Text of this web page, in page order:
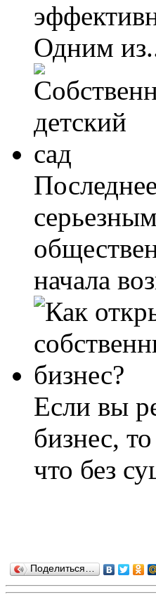
Одним
начала
Если вы
бизнес,
что без
Поделиться…